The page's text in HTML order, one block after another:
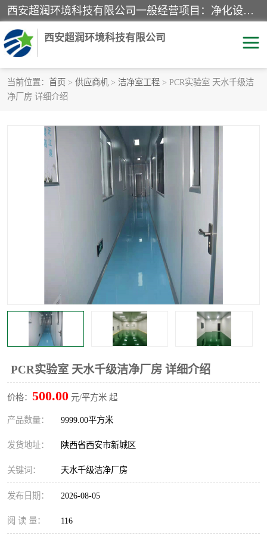
西安超润环境科技有限公司一般经营项目：净化设备、厨房设备、五金机电设备、不锈钢制品、彩钢夹心板、水处理设备的研发、销售；空气净化设备、办公设备、通风设备、建筑材料、金属材料的销售；净化工程、钢结构工程、机电设备工程的设计与施工及技术咨询服务；货物及技术的进出口的业务经营。
西安超润环境科技有限公司
当前位置： 首页 > 供应商机 > 洁净室工程 > PCR实验室 天水千级洁
净厂房 详细介绍
PCR实验室 天水千级洁净厂房 详细介绍
价格： 500.00 元/平方米 起
产品数量： 9999.00平方米
发货地址： 陕西省西安市新城区
关键词： 天水千级洁净厂房
发布日期： 2026-08-05
阅 读 量： 116
洁净手术室
粉尘废气净化 洁净室工程
净化车间工程 GMP车间